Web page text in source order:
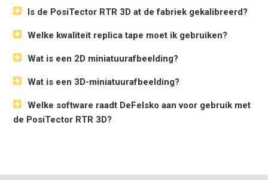
Is de PosiTector RTR 3D at de fabriek gekalibreerd?
Welke kwaliteit replica tape moet ik gebruiken?
Wat is een 2D miniatuurafbeelding?
Wat is een 3D-miniatuurafbeelding?
Welke software raadt DeFelsko aan voor gebruik met
de PosiTector RTR 3D?